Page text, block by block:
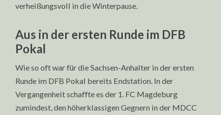
verheißungsvoll in die Winterpause.
Aus in der ersten Runde im DFB
Pokal
Wie so oft war für die Sachsen-Anhalter in der ersten
Runde im DFB Pokal bereits Endstation. In der
Vergangenheit schaffte es der 1. FC Magdeburg
zumindest, den höherklassigen Gegnern in der MDCC